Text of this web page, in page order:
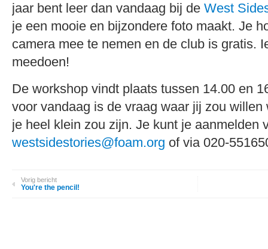
jaar bent leer dan vandaag bij de West
je een mooie en bijzondere foto maakt. Je
camera mee te nemen en de club is gratis.
meedoen!
De workshop vindt plaats tussen 14.00 en
voor vandaag is de vraag waar jij zou willen
je heel klein zou zijn. Je kunt je aanmelden
westsidestories@foam.org of via 020-
Vorig bericht
You're the pencil!